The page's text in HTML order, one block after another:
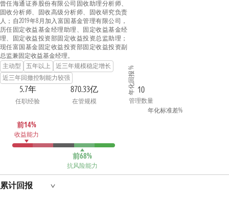
曾任海通证券股份有限公司固收助理分析师、
固收分析师、固收高级分析师、固收研究负责
人；自2019年8月加入富国基金管理有限公司，
历任固定收益基金经理助理、固定收益基金经
理、固定收益投资部固定收益投资总监助理；
现任富国基金固定收益投资部固定收益投资副
总监兼固定收益基金经理。
主动型
五年以上
近三年规模稳定增长
近三年回撤控制能力较强
5.7年
任职经验
870.33亿
在管规模
10
管理数量
前14%
收益能力
前68%
抗风险能力
年化回报 %
年化标准差%
累计回报